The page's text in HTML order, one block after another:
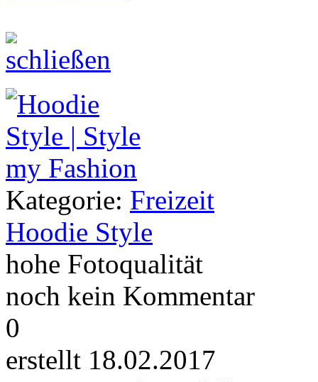
Kategorie: Freizeit
Hoodie Style
hohe Fotoqualität
noch kein Kommentar
0
erstellt 18.02.2017